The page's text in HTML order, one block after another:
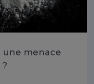
une menace